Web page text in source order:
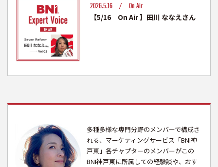
2026.5.16 /On Air
【5/16 On Air 】田川 ななえさん
多種多様な専門分野のメンバーで構成さ
れる、マーケティングサービス「BNI神
戸東」各チャプターのメンバーがこの
BNI神戸東に所属しての経験談や、おす